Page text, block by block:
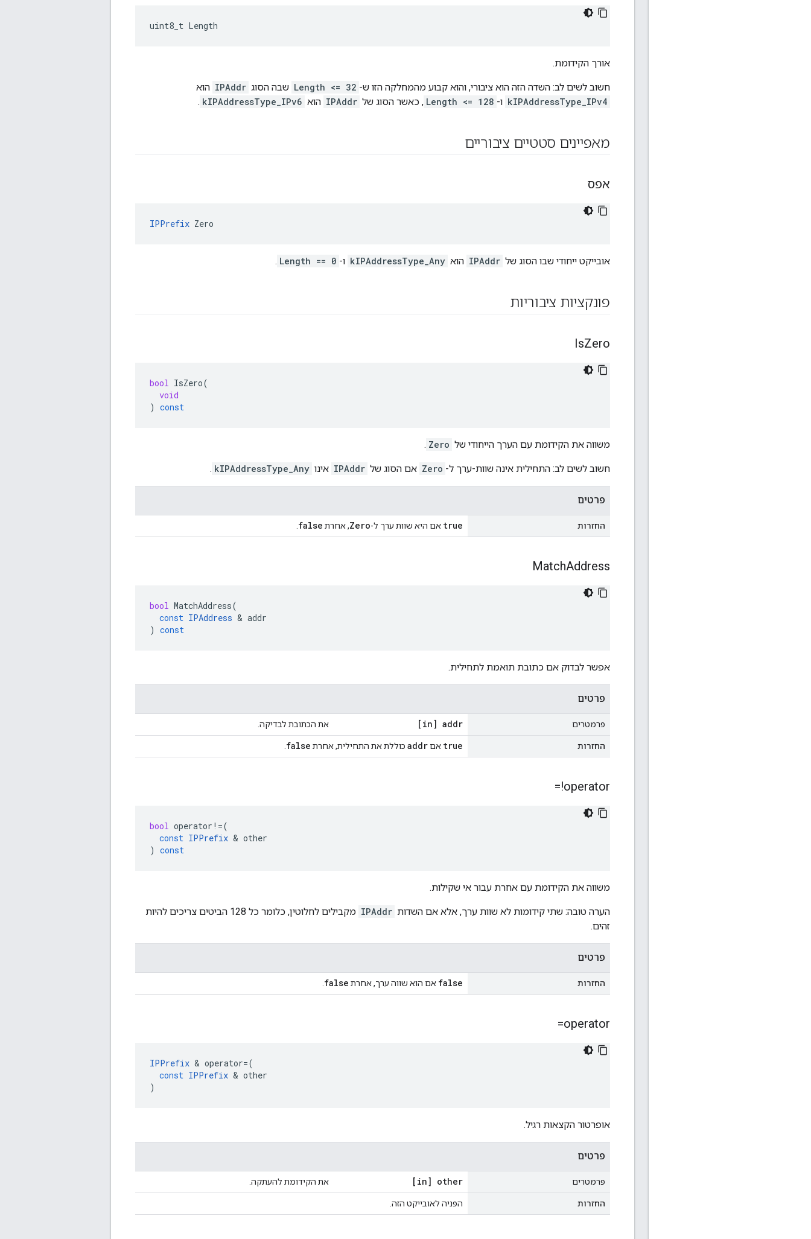
uint8_t Length
אורך הקידומת.
חשוב לשים לב: השדה הזה הוא ציבורי, והוא קבוע מהמחלקה הזו ש- Length <= 32 שבה הסוג IPAddr הוא
kIPAddressType_IPv4 ו- Length <= 128 , כאשר הסוג של IPAddr הוא kIPAddressType_IPv6
.
מאפיינים סטטיים ציבוריים
אפס
IPPrefix Zero
אובייקט ייחודי שבו הסוג של IPAddr הוא kIPAddressType_Any ו- Length == 0
.
פונקציות ציבוריות
IsZero
bool IsZero(
void
) const
משווה את הקידומת עם הערך הייחודי של Zero
.
חשוב לשים לב: התחילית אינה שוות-ערך ל- Zero אם הסוג של IPAddr אינו kIPAddressType_Any
.
פרטים
החזרות true אם היא שוות ערך ל-Zero, אחרת false
MatchAddress
bool MatchAddress(
const IPAddress & addr
) const
אפשר לבדוק אם כתובת תואמת לתחילית.
פרטים
פרמטרים [in] addr את הכתובת לבדיקה.
החזרות true אם addr כוללת את התחילית, אחרת false
operator!=
bool operator !=(
const IPPrefix & other
) const
משווה את הקידומת עם אחרת עבור אי שקילות.
הערה טובה: שתי קידומות לא שוות ערך, אלא אם השדות IPAddr
מקבילים לחלוטין, כלומר כל 128 הביטים צריכים להיות
זהים.
פרטים
החזרות false אם הוא שווה ערך, אחרת false
operator=
IPPrefix & operator=(
const IPPrefix & other
)
אופרטור הקצאות רגיל.
פרטים
פרמטרים [in] other את הקידומת להעתקה.
החזרות הפניה לאובייקט הזה.